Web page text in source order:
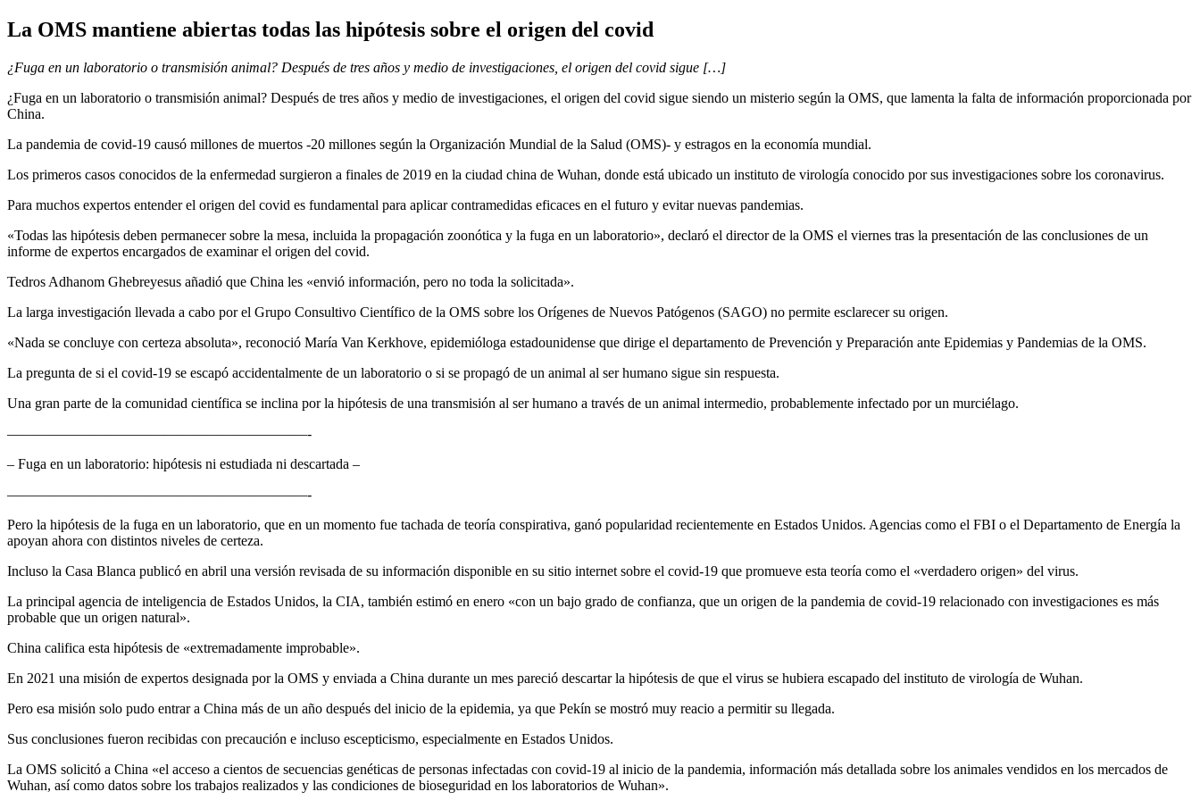
La OMS mantiene abiertas todas las hipótesis sobre el origen del covid
¿Fuga en un laboratorio o transmisión animal? Después de tres años y medio de investigaciones, el origen del covid sigue […]
¿Fuga en un laboratorio o transmisión animal? Después de tres años y medio de investigaciones, el origen del covid sigue siendo un misterio según la OMS, que lamenta la falta de información proporcionada por
China.
La pandemia de covid-19 causó millones de muertos -20 millones según la Organización Mundial de la Salud (OMS)- y estragos en la economía mundial.
Los primeros casos conocidos de la enfermedad surgieron a finales de 2019 en la ciudad china de Wuhan, donde está ubicado un instituto de virología conocido por sus investigaciones sobre los coronavirus.
Para muchos expertos entender el origen del covid es fundamental para aplicar contramedidas eficaces en el futuro y evitar nuevas pandemias.
«Todas las hipótesis deben permanecer sobre la mesa, incluida la propagación zoonótica y la fuga en un laboratorio», declaró el director de la OMS el viernes tras la presentación de las conclusiones de un
informe de expertos encargados de examinar el origen del covid.
Tedros Adhanom Ghebreyesus añadió que China les «envió información, pero no toda la solicitada».
La larga investigación llevada a cabo por el Grupo Consultivo Científico de la OMS sobre los Orígenes de Nuevos Patógenos (SAGO) no permite esclarecer su origen.
«Nada se concluye con certeza absoluta», reconoció María Van Kerkhove, epidemióloga estadounidense que dirige el departamento de Prevención y Preparación ante Epidemias y Pandemias de la OMS.
La pregunta de si el covid-19 se escapó accidentalmente de un laboratorio o si se propagó de un animal al ser humano sigue sin respuesta.
Una gran parte de la comunidad científica se inclina por la hipótesis de una transmisión al ser humano a través de un animal intermedio, probablemente infectado por un murciélago.
—————————————————————-
– Fuga en un laboratorio: hipótesis ni estudiada ni descartada –
—————————————————————-
Pero la hipótesis de la fuga en un laboratorio, que en un momento fue tachada de teoría conspirativa, ganó popularidad recientemente en Estados Unidos. Agencias como el FBI o el Departamento de Energía la
apoyan ahora con distintos niveles de certeza.
Incluso la Casa Blanca publicó en abril una versión revisada de su información disponible en su sitio internet sobre el covid-19 que promueve esta teoría como el «verdadero origen» del virus.
La principal agencia de inteligencia de Estados Unidos, la CIA, también estimó en enero «con un bajo grado de confianza, que un origen de la pandemia de covid-19 relacionado con investigaciones es más
probable que un origen natural».
China califica esta hipótesis de «extremadamente improbable».
En 2021 una misión de expertos designada por la OMS y enviada a China durante un mes pareció descartar la hipótesis de que el virus se hubiera escapado del instituto de virología de Wuhan.
Pero esa misión solo pudo entrar a China más de un año después del inicio de la epidemia, ya que Pekín se mostró muy reacio a permitir su llegada.
Sus conclusiones fueron recibidas con precaución e incluso escepticismo, especialmente en Estados Unidos.
La OMS solicitó a China «el acceso a cientos de secuencias genéticas de personas infectadas con covid-19 al inicio de la pandemia, información más detallada sobre los animales vendidos en los mercados de
Wuhan, así como datos sobre los trabajos realizados y las condiciones de bioseguridad en los laboratorios de Wuhan».